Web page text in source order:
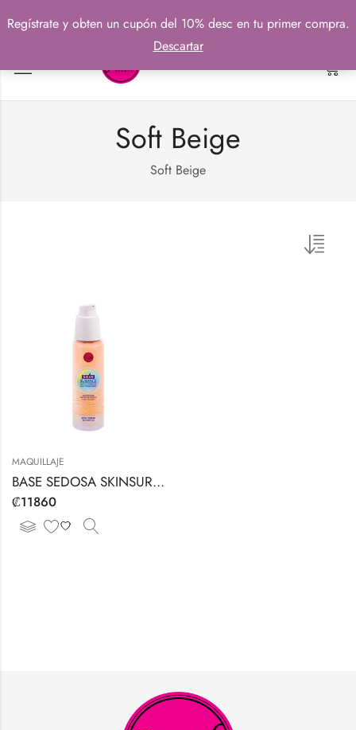
Soft Beige
Soft Beige
MAQUILLAJE
BASE SEDOSA SKINSURANCE MAX COVERAGE
₡11860
Regístrate y obten un cupón del 10% desc en tu primer compra.
Descartar